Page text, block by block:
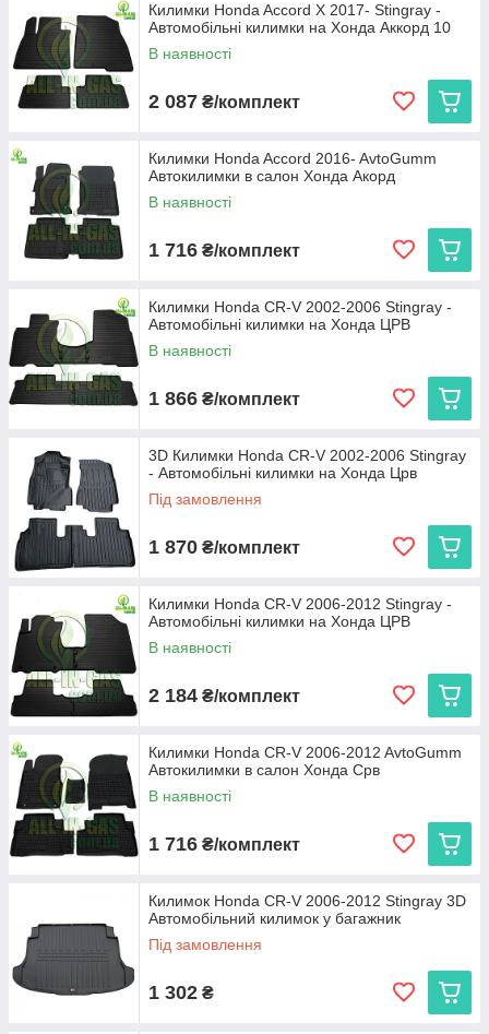
Килимки Honda Accord X 2017- Stingray -
Автомобільні килимки на Хонда Аккорд 10
В наявності
2 087 ₴/комплект
Килимки Honda Accord 2016- AvtoGumm
Автокилимки в салон Хонда Акорд
В наявності
1 716 ₴/комплект
Килимки Honda CR-V 2002-2006 Stingray -
Автомобільні килимки на Хонда ЦРВ
В наявності
1 866 ₴/комплект
3D Килимки Honda CR-V 2002-2006 Stingray
- Автомобільні килимки на Хонда Црв
Під замовлення
1 870 ₴/комплект
Килимки Honda CR-V 2006-2012 Stingray -
Автомобільні килимки на Хонда ЦРВ
В наявності
2 184 ₴/комплект
Килимки Honda CR-V 2006-2012 AvtoGumm
Автокилимки в салон Хонда Срв
В наявності
1 716 ₴/комплект
Килимок Honda CR-V 2006-2012 Stingray 3D
Автомобільний килимок у багажник
Під замовлення
1 302 ₴